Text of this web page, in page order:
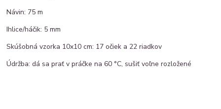
Návin: 75 m
Ihlice/háčik: 5 mm
Skúšobná vzorka 10x10 cm: 17 očiek a 22 riadkov
Údržba: dá sa prať v práčke na 60 °C, sušiť voľne rozložené